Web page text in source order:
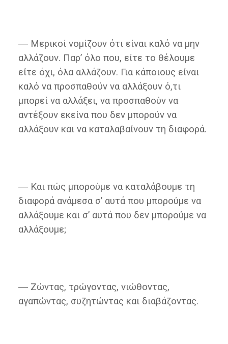
― Μερικοί νομίζουν ότι είναι καλό να μην
αλλάζουν. Παρ’ όλο που, είτε το θέλουμε
είτε όχι, όλα αλλάζουν. Για κάποιους είναι
καλό να προσπαθούν να αλλάξουν ό,τι
μπορεί να αλλάξει, να προσπαθούν να
αντέξουν εκείνα που δεν μπορούν να
αλλάξουν και να καταλαβαίνουν τη διαφορά.
― Και πώς μπορούμε να καταλάβουμε τη
διαφορά ανάμεσα σ’ αυτά που μπορούμε να
αλλάξουμε και σ’ αυτά που δεν μπορούμε να
αλλάξουμε;
― Ζώντας, τρώγοντας, νιώθοντας,
αγαπώντας, συζητώντας και διαβάζοντας.